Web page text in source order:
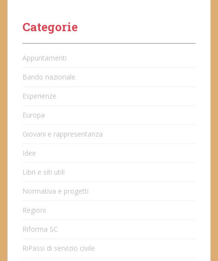
Categorie
Appuntamenti
Bando nazionale
Esperienze
Europa
Giovani e rappresentanza
Idee
Libri e siti utili
Normativa e progetti
Regioni
Riforma SC
RiPassi di servizio civile